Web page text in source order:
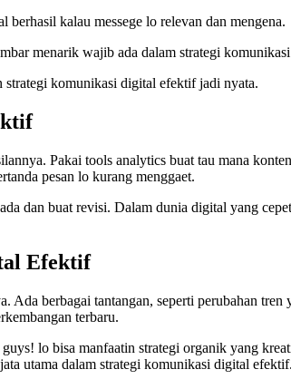
kalau messege lo relevan dan mengena.
menarik wajib ada dalam strategi
strategi komunikasi digital efektif jadi nyata.
Pakai tools analytics buat tau mana
pesan lo kurang menggaet.
dan buat revisi. Dalam dunia digital yang
Efektif
berbagai tantangan, seperti perubahan
terbaru.
lo bisa manfaatin strategi organik yang
utama dalam strategi komunikasi digital efektif.